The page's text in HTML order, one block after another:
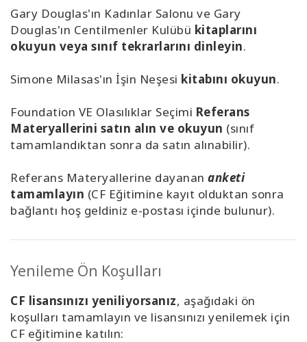
Gary Douglas'ın Kadınlar Salonu ve Gary
Douglas'ın Centilmenler Kulübü kitaplarını
okuyun veya sınıf tekrarlarını dinleyin.
Simone Milasas'ın İşin Neşesi kitabını okuyun.
Foundation VE Olasılıklar Seçimi Referans
Materyallerini satın alın ve okuyun (sınıf
tamamlandıktan sonra da satın alınabilir).
Referans Materyallerine dayanan anketi
tamamlayın (CF Eğitimine kayıt olduktan sonra
bağlantı hoş geldiniz e-postası içinde bulunur).
Yenileme Ön Koşulları
CF lisansınızı yeniliyorsanız, aşağıdaki ön
koşulları tamamlayın ve lisansınızı yenilemek için
CF eğitimine katılın: